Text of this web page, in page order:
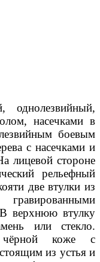
однолезвийный,
насечками в
боевым
с насечками и
лицевой стороне
рельефный
две втулки из
верхнюю втулку
или стекло.
коже с
из устья и